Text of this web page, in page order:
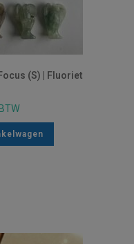
(S) | Fluoriet